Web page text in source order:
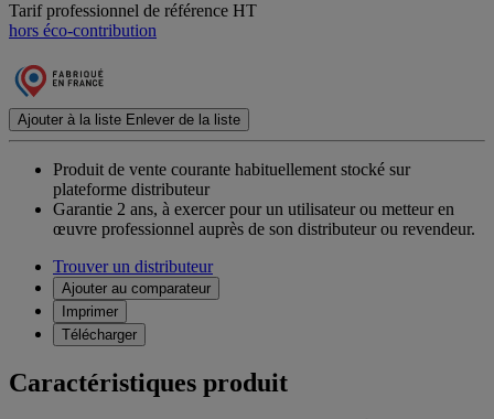
Tarif professionnel de référence HT
hors éco-contribution
Ajouter à la liste Enlever de la liste
Produit de vente courante habituellement stocké sur
plateforme distributeur
Garantie 2 ans, à exercer pour un utilisateur ou metteur en
œuvre professionnel auprès de son distributeur ou revendeur.
Trouver un distributeur
Ajouter au comparateur
Imprimer
Télécharger
Caractéristiques produit